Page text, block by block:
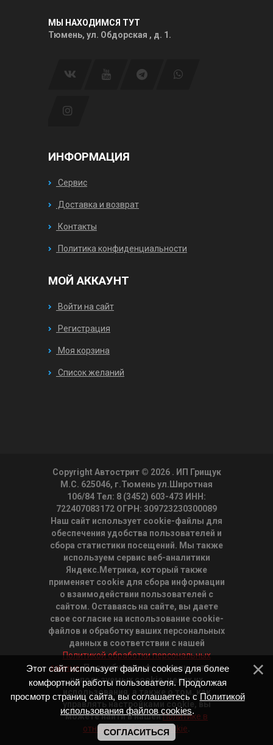
МЫ НАХОДИМСЯ ТУТ
Тюмень, ул. Обдорская , д. 1.
ИНФОРМАЦИЯ
Сервис
Доставка и возврат
Контакты
Политика конфиденциальности
МОЙ АККАУНТ
Войти на сайт
Регистрация
Моя корзина
Список желаний
Copyright Автострит © 2026 . ИП Грищук
М.С. 625046, г.Тюмень ул.Широтная
106/84 Тел: 8 (3452) 603-473 ИНН:
722407083172 ОГРН: 309723230300089
Наш сайт использует cookie-файлы для
обеспечения удобства пользователей и
сбора статистики посещений. Мы также
используем сервис веб-аналитики
Яндекс.Метрика, который также
применяет cookie для сбора информации
о взаимодействии пользователей с
сайтом. Оставаясь на сайте, вы даете
свое согласие на использование cookie-
файлов и обработку ваших персональных
данных в соответствии с нашей
Политикой обработки персональных
данных.Подробную информацию о типах
используемых cookie, целях их
использования, а также о том, как
управлять настройками cookie, вы
можете найти в нашейПолитике в
отношении файлов cookie
Этот сайт использует файлы cookies для более
комфортной работы пользователя. Продолжая
просмотр страниц сайта, вы соглашаетесь сПолитикой
использования файлов cookies.
СОГЛАСИТЬСЯ